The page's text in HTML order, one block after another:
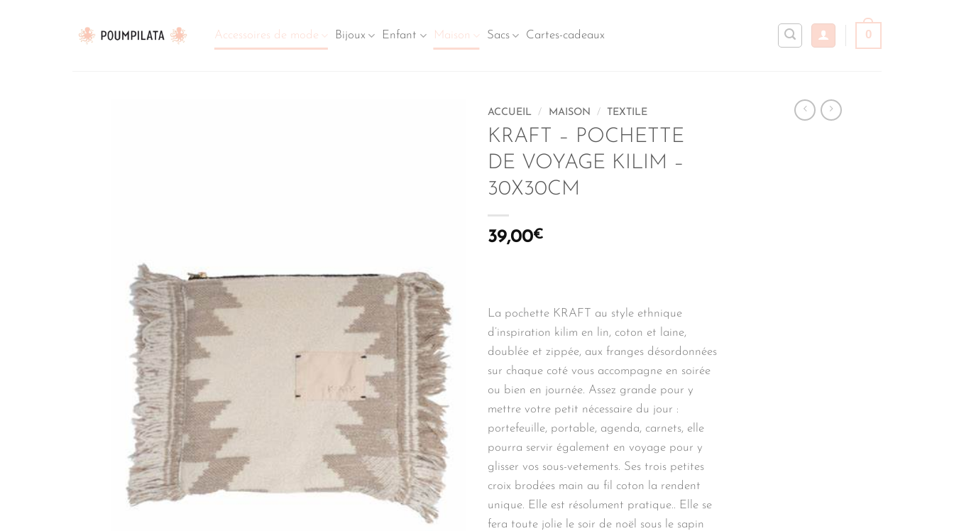
contenu
Accessoires de mode Bijoux Enfant Maison Sacs Cartes-cadeaux 0
ACCUEIL / MAISON / TEXTILE
KRAFT – POCHETTE
DE VOYAGE KILIM –
30X30CM
39,00€
La pochette KRAFT au style ethnique
d’inspiration kilim en lin, coton et laine,
doublée et zippée, aux franges désordonnées
sur chaque coté vous accompagne en soirée
ou bien en journée. Assez grande pour y
mettre votre petit nécessaire du jour :
portefeuille, portable, agenda, carnets, elle
pourra servir également en voyage pour y
glisser vos sous-vetements. Ses trois petites
croix brodées main au fil coton la rendent
unique. Elle est résolument pratique.. Elle se
fera toute jolie le soir de noël sous le sapin